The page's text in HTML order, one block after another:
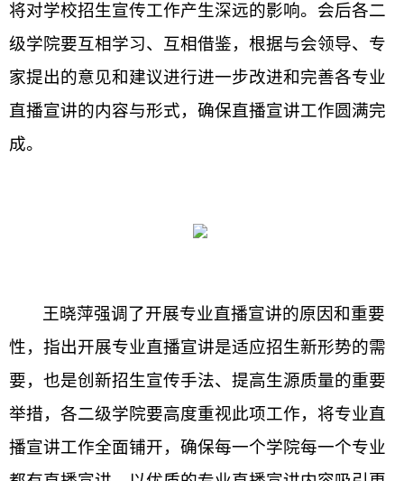
将对学校招生宣传工作产生深远的影响。会后各二
级学院要互相学习、互相借鉴，根据与会领导、专
家提出的意见和建议进行进一步改进和完善各专业
直播宣讲的内容与形式，确保直播宣讲工作圆满完
成。
王晓萍强调了开展专业直播宣讲的原因和重要
性，指出开展专业直播宣讲是适应招生新形势的需
要，也是创新招生宣传手法、提高生源质量的重要
举措，各二级学院要高度重视此项工作，将专业直
播宣讲工作全面铺开，确保每一个学院每一个专业